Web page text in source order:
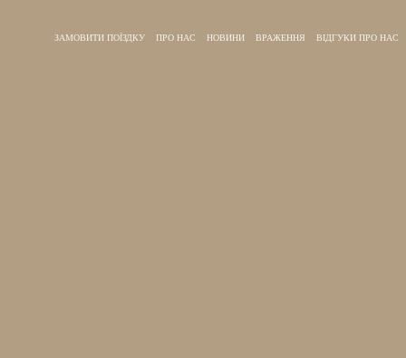
ЗАМОВИТИ ПОЇЗДКУ ПРО НАС НОВИНИ ВРАЖЕННЯ ВІДГУКИ ПРО НАС